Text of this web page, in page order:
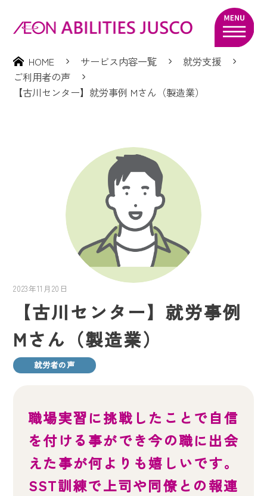
HOME サービス内容一覧
就労支援
ご利用者の声
【古川センター】就労事例 Mさん（製造業）
2023年11月20日
【古川センター】就労事例
Mさん（製造業）
就労者の声
職場実習に挑戦したことで自信
を付ける事ができ今の職に出会
えた事が何よりも嬉しいです。
SST訓練で上司や同僚との報連